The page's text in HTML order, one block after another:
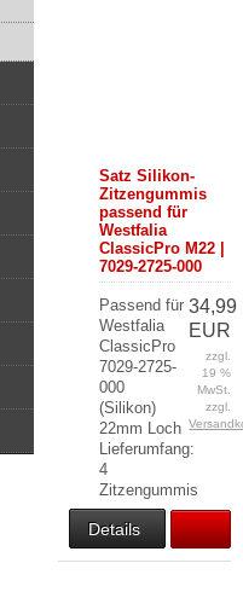
Satz Silikon-
Zitzengummis
passend für
Westfalia
ClassicPro M22 |
7029-2725-000
Passend für
Westfalia
ClassicPro
7029-2725-
000
(Silikon)
22mm Loch
Lieferumfang:
4
Zitzengummis
34,99
EUR
zzgl.
19 %
MwSt.
zzgl.
Details